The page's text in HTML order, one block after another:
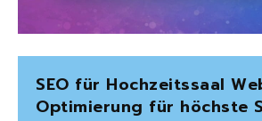
SEO für Hochzeitssaal
Optimierung für höchste